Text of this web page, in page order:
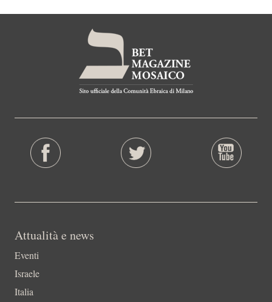
Attualità e news
Eventi
Israele
Italia